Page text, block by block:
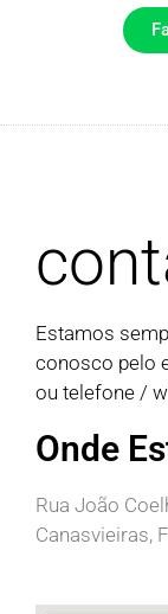
Estamos
conosco pelo
ou telefone /
Onde
Rua João
Canasvieiras,